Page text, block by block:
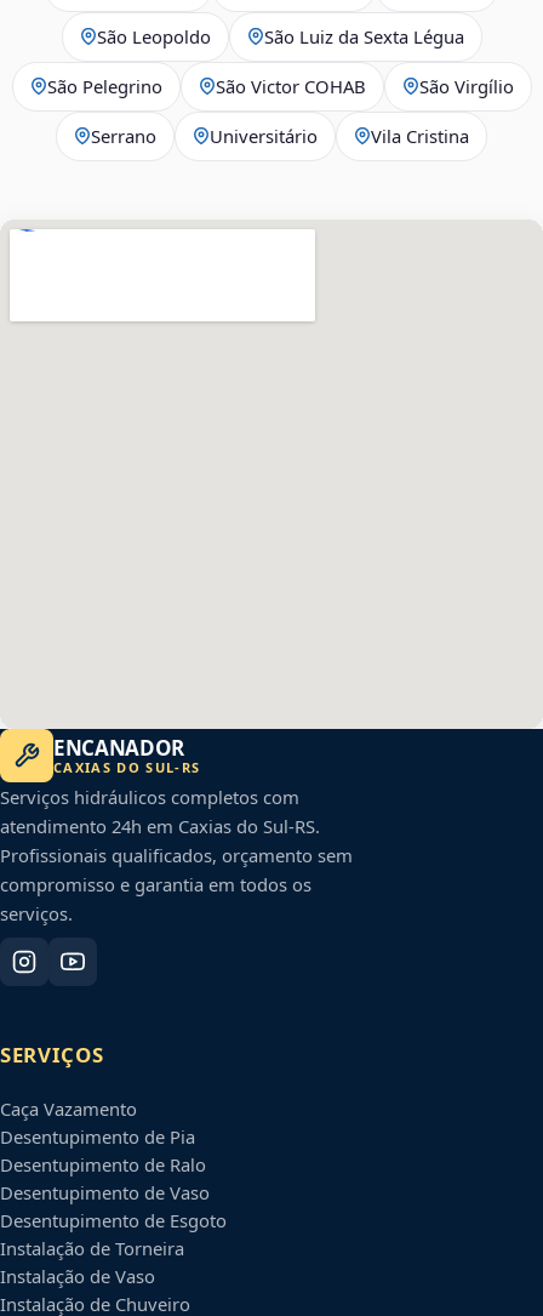
São Leopoldo São Luiz da Sexta Légua
São Pelegrino São Victor COHAB São Virgílio
Serrano Universitário Vila Cristina
ENCANADOR
CAXIAS DO SUL- RS
Serviços hidráulicos completos com
atendimento 24h em Caxias do Sul-RS.
Profissionais qualificados, orçamento sem
compromisso e garantia em todos os
serviços.
SERVIÇOS
Caça Vazamento
Desentupimento de Pia
Desentupimento de Ralo
Desentupimento de Vaso
Desentupimento de Esgoto
Instalação de Torneira
Instalação de Vaso
Instalação de Chuveiro